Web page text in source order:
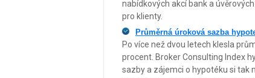
nabídkových akcí bank a
pro klienty.
Průměrná úroková sazba
Po více než dvou letech klesla
procent. Broker Consulting Index
sazby a zájemci o hypotéku si tak